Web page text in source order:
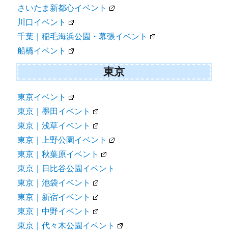
さいたま新都心イベント
川口イベント
千葉｜稲毛海浜公園・幕張イベント
船橋イベント
東京
東京イベント
東京｜墨田イベント
東京｜浅草イベント
東京｜上野公園イベント
東京｜秋葉原イベント
東京｜日比谷公園イベント
東京｜池袋イベント
東京｜新宿イベント
東京｜中野イベント
東京｜代々木公園イベント